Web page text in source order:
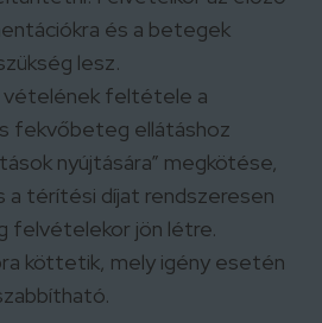
és a betegek
lesz.
vételének feltétele a
fekvőbeteg ellátáshoz
nyújtására” megkötése,
a térítési díjat rendszeresen
jön létre.
köttetik, mely igény esetén